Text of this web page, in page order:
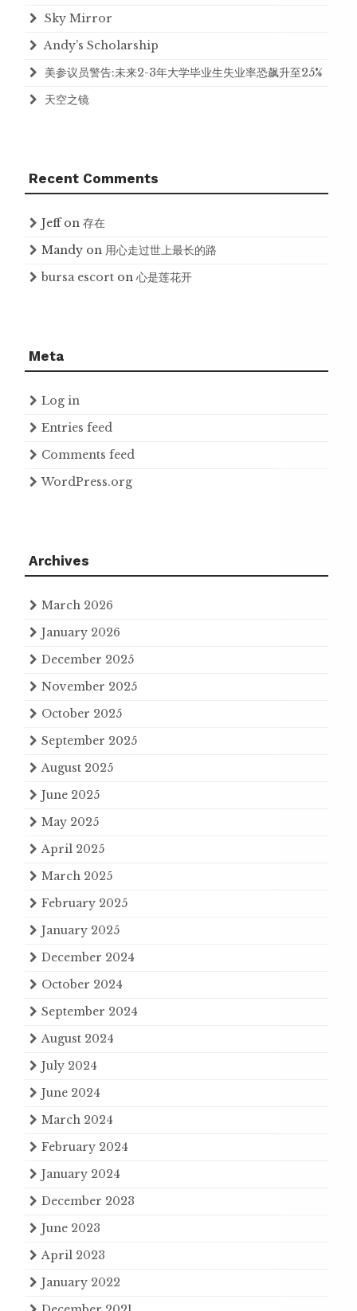
Sky Mirror
Andy’s Scholarship
美参议员警告:未来2-3年大学毕业生失业率恐飙升至25%
天空之镜
Recent Comments
Jeffon 存在
Mandy on 用心走过世上最长的路
bursa escort on 心是莲花开
Meta
Log in
Entries feed
Comments feed
WordPress.org
Archives
March 2026
January 2026
December 2025
November 2025
October 2025
September 2025
August 2025
June 2025
May 2025
April 2025
March 2025
February 2025
January 2025
December 2024
October 2024
September 2024
August 2024
July 2024
June 2024
March 2024
February 2024
January 2024
December 2023
June 2023
April 2023
January 2022